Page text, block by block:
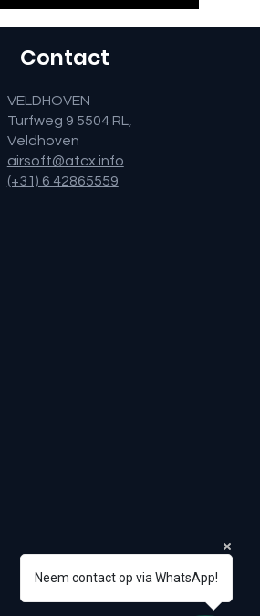
Contact
VELDHOVEN
Turfweg 9 5504 RL,
Veldhoven
airsoft@atcx.info
(+31) 6 42865559
Neem contact op via WhatsApp!